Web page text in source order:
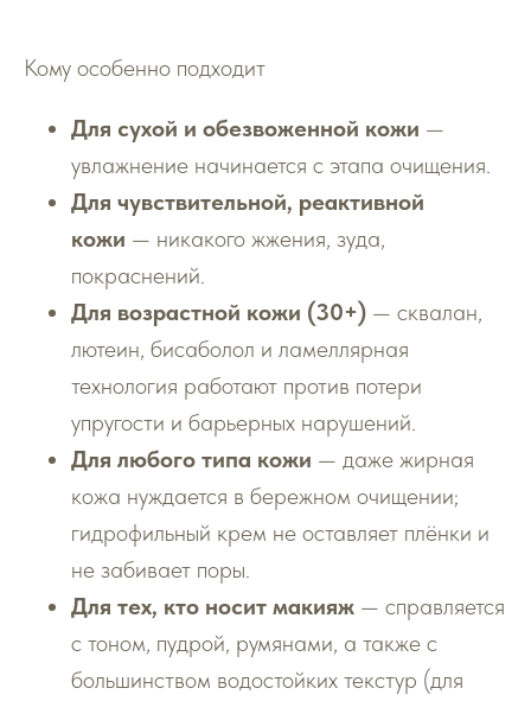
Кому особенно подходит
Для сухой и обезвоженной кожи —
увлажнение начинается с этапа очищения.
Для чувствительной, реактивной
кожи — никакого жжения, зуда,
покраснений.
Для возрастной кожи (30+) — сквалан,
лютеин, бисаболол и ламеллярная
технология работают против потери
упругости и барьерных нарушений.
Для любого типа кожи — даже жирная
кожа нуждается в бережном очищении;
гидрофильный крем не оставляет плёнки и
не забивает поры.
Для тех, кто носит макияж — справляется
с тоном, пудрой, румянами, а также с
большинством водостойких текстур (для